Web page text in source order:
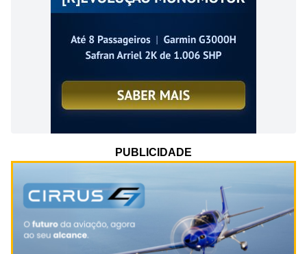
PUBLICIDADE